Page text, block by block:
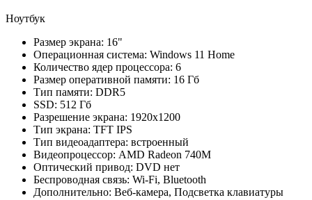
Ноутбук
Размер экрана: 16"
Операционная система: Windows 11 Home
Количество ядер процессора: 6
Размер оперативной памяти: 16 Гб
Тип памяти: DDR5
SSD: 512 Гб
Разрешение экрана: 1920x1200
Тип экрана: TFT IPS
Тип видеоадаптера: встроенный
Видеопроцессор: AMD Radeon 740M
Оптический привод: DVD нет
Беспроводная связь: Wi-Fi, Bluetooth
Дополнительно: Веб-камера, Подсветка клавиатуры